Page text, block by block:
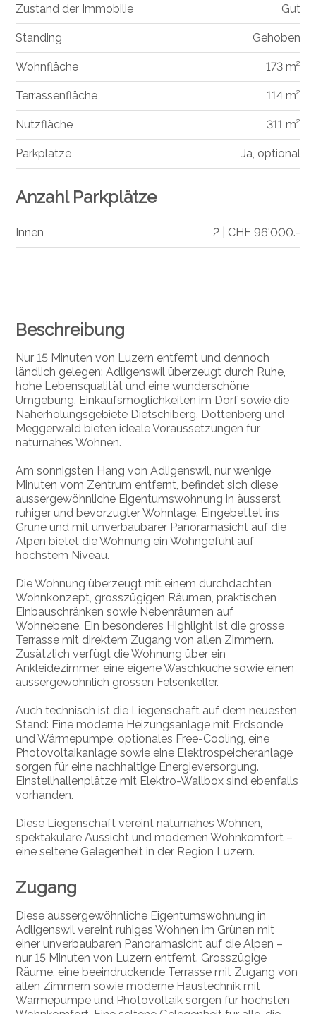
Beschreibung
Nur 15 Minuten von Luzern entfernt und dennoch
ländlich gelegen: Adligenswil überzeugt durch Ruhe,
hohe Lebensqualität und eine wunderschöne
Umgebung. Einkaufsmöglichkeiten im Dorf sowie die
Naherholungsgebiete Dietschiberg, Dottenberg und
Meggerwald bieten ideale Voraussetzungen für
naturnahes Wohnen.
Am sonnigsten Hang von Adligenswil, nur wenige
Minuten vom Zentrum entfernt, befindet sich diese
aussergewöhnliche Eigentumswohnung in äusserst
ruhiger und bevorzugter Wohnlage. Eingebettet ins
Grüne und mit unverbaubarer Panoramasicht auf die
Alpen bietet die Wohnung ein Wohngefühl auf
höchstem Niveau.
Die Wohnung überzeugt mit einem durchdachten
Wohnkonzept, grosszügigen Räumen, praktischen
Einbauschränken sowie Nebenräumen auf
Wohnebene. Ein besonderes Highlight ist die grosse
Terrasse mit direktem Zugang von allen Zimmern.
Zusätzlich verfügt die Wohnung über ein
Ankleidezimmer, eine eigene Waschküche sowie einen
aussergewöhnlich grossen Felsenkeller.
Auch technisch ist die Liegenschaft auf dem neuesten
Stand: Eine moderne Heizungsanlage mit Erdsonde
und Wärmepumpe, optionales Free-Cooling, eine
Photovoltaikanlage sowie eine Elektrospeicheranlage
sorgen für eine nachhaltige Energieversorgung.
Einstellhallenplätze mit Elektro-Wallbox sind ebenfalls
vorhanden.
Diese Liegenschaft vereint naturnahes Wohnen,
spektakuläre Aussicht und modernen Wohnkomfort –
eine seltene Gelegenheit in der Region Luzern.
Zugang
Diese aussergewöhnliche Eigentumswohnung in
Adligenswil vereint ruhiges Wohnen im Grünen mit
einer unverbaubaren Panoramasicht auf die Alpen –
nur 15 Minuten von Luzern entfernt. Grosszügige
Räume, eine beeindruckende Terrasse mit Zugang von
allen Zimmern sowie moderne Haustechnik mit
Wärmepumpe und Photovoltaik sorgen für höchsten
Zustand der Immobilie Gut
Standing Gehoben
Wohnfläche 173 m²
Terrassenfläche 114 m²
Nutzfläche 311 m²
Parkplätze Ja, optional
Anzahl Parkplätze
Innen 2 | CHF 96'000.-